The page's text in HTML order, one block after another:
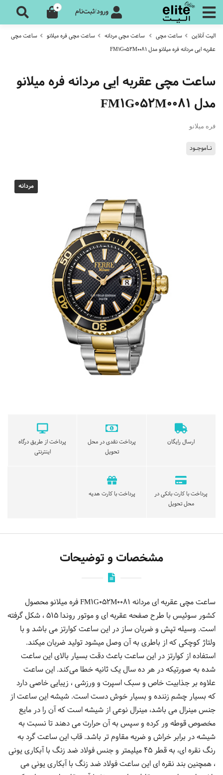
ورود/ثبت‌نام 0
الیت آنلاین ساعت مچی ساعت مچی مردانه ساعت مچی فره میلانو
ساعت مچی
عقربه ایی مردانه فره میلانو مدل FM1G052M0081
ساعت مچی عقربه ایی مردانه فره میلانو
مدل FM1G052M0081
فره میلانو
نـاموجـود
مردانه
ارسال رایگان
پرداخت نقدی در محل
تحویل
پرداخت از طریق درگاه
اینترنتی
پرداخت با کارت بانکی در
محل تحویل
پرداخت با کارت هدیه
مشخصات و توضیحات
ساعت مچی عقربه ای مردانه FM1G052M0081 فره میلانو محصول
کشور سوئیس با طرح صفحه عقربه ای و موتور روندا 515 ، شکل گرفته
است. وسیله تپش و ضربان ساز در این ساعت کوارتز می باشد و با
ولتاژ کوچکی که از باطری به آن وصل میشود تولید ضربان میکند.
استفاده از کوارتز در این ساعت باعث دقت بسیار بالای این ساعت
شده به صورتیکه در هر ده سال یک ثانیه خطا می‌کند. این ساعت
علاوه بر جذابیت خاص و سبک اسپرت و ورزشی ، زیبایی خاصی دارد
که بسیار چشم زننده و بسیار خوش دست است. شیشه این ساعت از
جنس مینرال می باشد، مینرال نوعی از شیشه است که آن را در مایع
مخصوص قوطه ور کرده و سپس به آن حرارت می دهند تا نسبت به
شیشه در برابر خراش و ضربه مقاوم تر باشد. قاب این ساعت گرد به
رنگ نقره ای، به قطر 45 میلیمتر و جنس فولاد ضد زنگ با آبکاری یونی
، همچنین بند نقره ای این ساعت فولاد ضد زنگ با آبکاری یونی می